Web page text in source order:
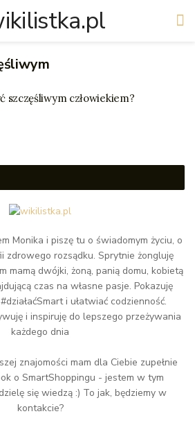
szczęśliwym człowiekiem?
Monika i piszę tu o świadomym życiu, o
zdrowego rozsądku. Sprytnie żongluję
mamą dwójki, żoną, panią domu, kobietą
czas na własne pasje. Pokazuję
i ułatwiać codzienność.
i inspiruję do lepszego przeżywania
każdego dnia
znajomości mam dla Ciebie zupełnie
o SmartShoppingu - jestem w tym
się wiedzą :) To jak, będziemy w
kontakcie?